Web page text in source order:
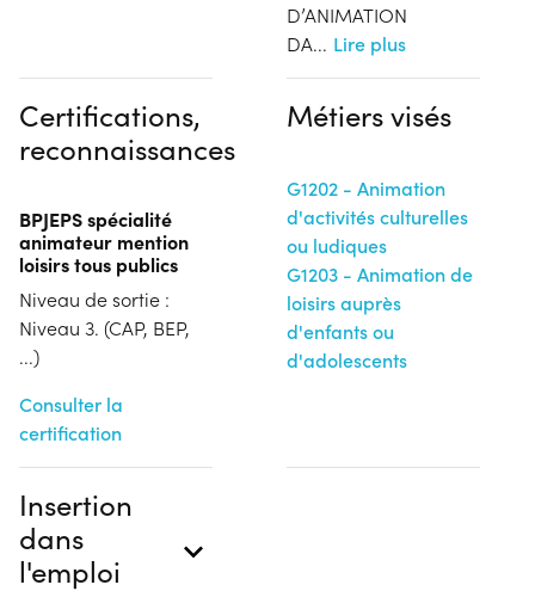
D’ANIMATION
DA... Lire plus
Certifications,
reconnaissances
BPJEPS spécialité
animateur mention
loisirs tous publics
Niveau de sortie :
Niveau 3. (CAP, BEP,
...)
Consulter la
certification
Métiers visés
G1202 - Animation
d'activités culturelles
ou ludiques
G1203 - Animation de
loisirs auprès
d'enfants ou
d'adolescents
Insertion
dans
l'emploi